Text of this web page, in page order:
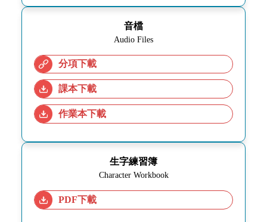
音檔
Audio Files
分項下載
課本下載
作業本下載
生字練習簿
Character Workbook
PDF下載